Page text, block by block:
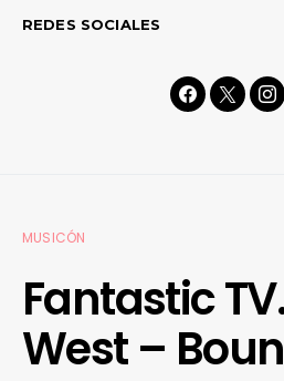
REDES SOCIALES
MUSICÓN
Fantastic
West –